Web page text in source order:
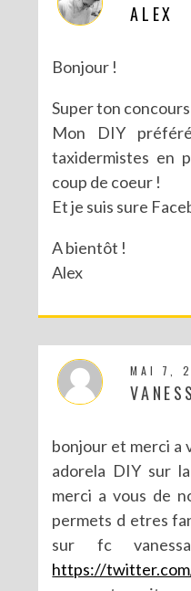
ALEX
Bonjour !
Super ton
Mon DIY
taxidermistes en
coup de coeur !
Et je suis sure
A bientôt !
Alex
MAI 7,
bonjour et merci a
adorela DIY sur
merci a vous de
permets d etres
sur fc
https://